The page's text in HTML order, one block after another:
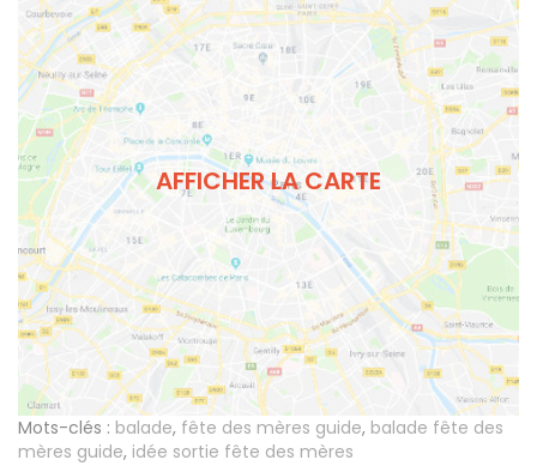
AFFICHER LA CARTE
Mots-clés : balade, fête des mères guide, balade fête des
mères guide, idée sortie fête des mères